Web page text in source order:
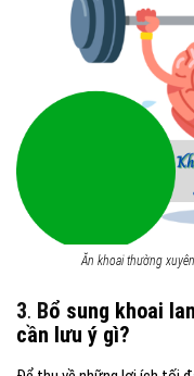
Ăn khoai thường
3. Bổ sung khoai
cần lưu ý gì?